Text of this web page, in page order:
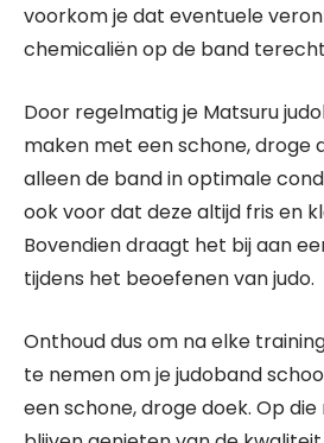
voorkom je dat eventuele
chemicaliën op de band
Door regelmatig je Matsuru
maken met een schone, droge
alleen de band in optimale
ook voor dat deze altijd fris en
Bovendien draagt het bij aan
tijdens het beoefenen van judo.
Onthoud dus om na elke
te nemen om je judoband
een schone, droge doek. Op